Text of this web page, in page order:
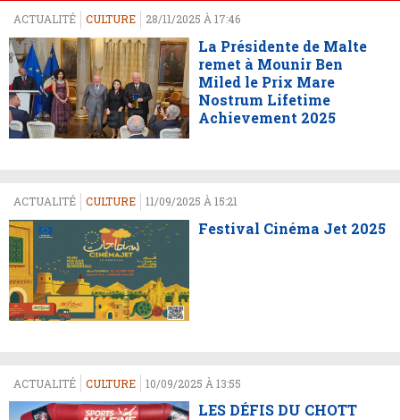
ACTUALITÉ CULTURE 28/11/2025 À 17:46
La Présidente de Malte
remet à Mounir Ben
Miled le Prix Mare
Nostrum Lifetime
Achievement 2025
ACTUALITÉ CULTURE 11/09/2025 À 15:21
Festival Cinéma Jet 2025
ACTUALITÉ CULTURE 10/09/2025 À 13:55
LES DÉFIS DU CHOTT